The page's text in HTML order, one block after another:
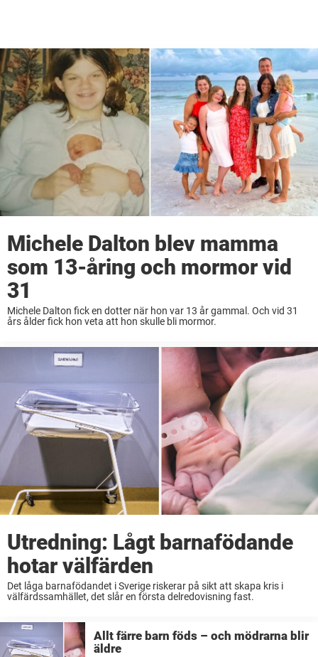
Michele Dalton blev mamma
som 13-åring och mormor vid
31
Michele Dalton fick en dotter när hon var 13 år gammal. Och vid 31
års ålder fick hon veta att hon skulle bli mormor.
Utredning: Lågt barnafödande
hotar välfärden
Det låga barnafödandet i Sverige riskerar på sikt att skapa kris i
välfärdssamhället, det slår en första delredovisning fast.
Allt färre barn föds – och mödrarna blir
äldre